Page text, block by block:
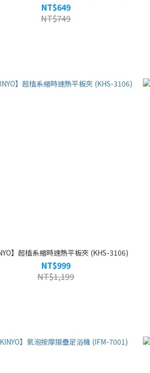
NT$649
NT$749
】超植系縮時速熱平板夾 (KHS-3106)
NT$999
NT$1,199